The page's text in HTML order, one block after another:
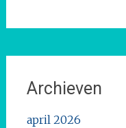
Archieven
april 2026